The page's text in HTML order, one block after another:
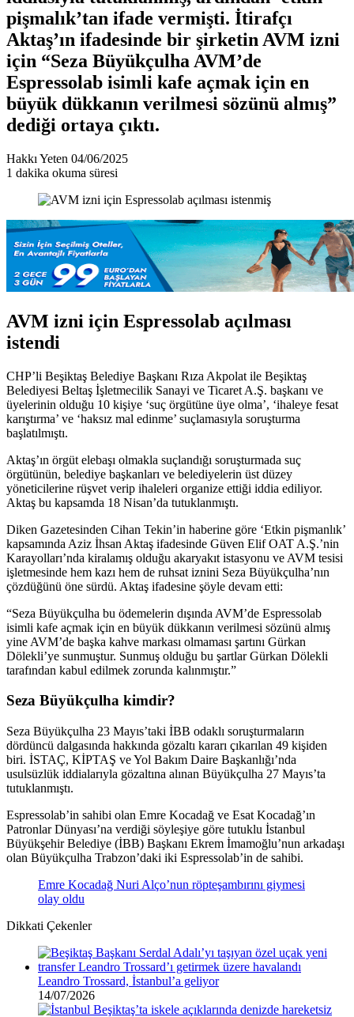
pişmalık’tan ifade vermişti. İtirafçı
Aktaş’ın ifadesinde bir şirketin AVM izni
için “Seza Büyükçulha AVM’de
Espressolab isimli kafe açmak için en
büyük dükkanın verilmesi sözünü almış”
dediği ortaya çıktı.
Hakkı Yeten Bir
e-
göndermek
04/06/2025
1 dakika okuma süresi
AVM izni için Espressolab açılması
istendi
CHP’li Beşiktaş Belediye Başkanı Rıza Akpolat ile Beşiktaş
Belediyesi Beltaş İşletmecilik Sanayi ve Ticaret A.Ş. başkanı ve
üyelerinin olduğu 10 kişiye ‘suç örgütüne üye olma’, ‘ihaleye fesat
karıştırma’ ve ‘haksız mal edinme’ suçlamasıyla soruşturma
başlatılmıştı.
Aktaş’ın örgüt elebaşı olmakla suçlandığı soruşturmada suç
örgütünün, belediye başkanları ve belediyelerin üst düzey
yöneticilerine rüşvet verip ihaleleri organize ettiği iddia ediliyor.
Aktaş bu kapsamda 18 Nisan’da tutuklanmıştı.
Diken Gazetesinden Cihan Tekin’in haberine göre ‘Etkin pişmanlık’
kapsamında Aziz İhsan Aktaş ifadesinde Güven Elif OAT A.Ş.’nin
Karayolları’nda kiralamış olduğu akaryakıt istasyonu ve AVM tesisi
işletmesinde hem kazı hem de ruhsat iznini Seza Büyükçulha’nın
çözdüğünü öne sürdü. Aktaş ifadesine şöyle devam etti:
“Seza Büyükçulha bu ödemelerin dışında AVM’de Espressolab
isimli kafe açmak için en büyük dükkanın verilmesi sözünü almış
yine AVM’de başka kahve markası olmaması şartını Gürkan
Dölekli’ye sunmuştur. Sunmuş olduğu bu şartlar Gürkan Dölekli
tarafından kabul edilmek zorunda kalınmıştır.”
Seza Büyükçulha kimdir?
Seza Büyükçulha 23 Mayıs’taki İBB odaklı soruşturmaların
dördüncü dalgasında hakkında gözaltı kararı çıkarılan 49 kişiden
biri. İSTAÇ, KİPTAŞ ve Yol Bakım Daire Başkanlığı’nda
usulsüzlük iddialarıyla gözaltına alınan Büyükçulha 27 Mayıs’ta
tutuklanmıştı.
Espressolab’in sahibi olan Emre Kocadağ ve Esat Kocadağ’ın
Patronlar Dünyası’na verdiği söyleşiye göre tutuklu İstanbul
Büyükşehir Belediye (İBB) Başkanı Ekrem İmamoğlu’nun arkadaşı
olan Büyükçulha Trabzon’daki iki Espressolab’in de sahibi.
Emre Kocadağ Nuri Alço’nun röpteşambırını giymesi
olay oldu
Dikkati Çekenler
Leandro Trossard, İstanbul’a geliyor
14/07/2026